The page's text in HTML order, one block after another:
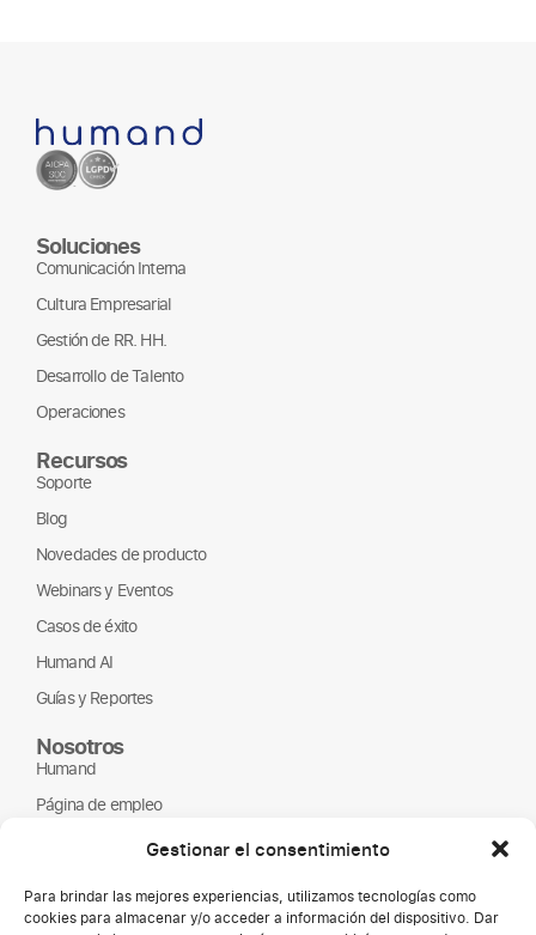
Gestionar el consentimiento
Para brindar las mejores experiencias, utilizamos tecnologías como
cookies para almacenar y/o acceder a información del dispositivo. Dar
Soluciones
Comunicación Interna
Cultura Empresarial
Gestión de RR. HH.
Desarrollo de Talento
Operaciones
Recursos
Soporte
Blog
Novedades de producto
Webinars y Eventos
Casos de éxito
Humand AI
Guías y Reportes
Nosotros
Humand
Página de empleo